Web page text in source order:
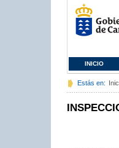
INICIO
Estás en: